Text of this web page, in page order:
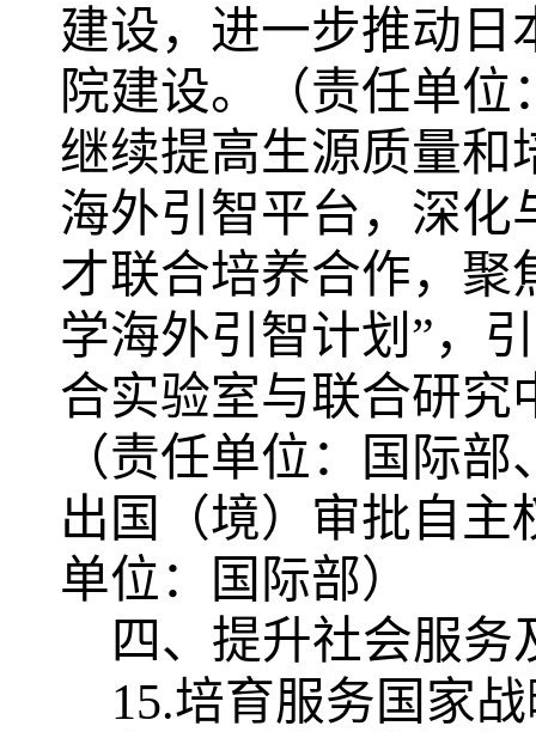
建设，进一步推动日
院建设。（责任单
继续提高生源质量和
海外引智平台，深化
才联合培养合作，聚
学海外引智计划”，
合实验室与联合研究
（责任单位：国际
出国（境）审批自
单位：国际部）
四、提升社会服
15.培育服务国家